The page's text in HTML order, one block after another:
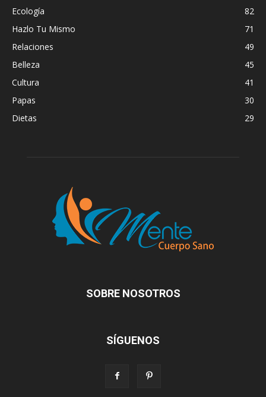
Ecología
82
Hazlo Tu Mismo
71
Relaciones
49
Belleza
45
Cultura
41
Papas
30
Dietas
29
SOBRE NOSOTROS
SÍGUENOS